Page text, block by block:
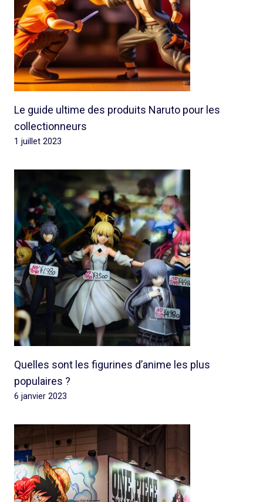
Le guide ultime des produits Naruto pour les
collectionneurs
1 juillet 2023
Quelles sont les figurines d’anime les plus
populaires ?
6 janvier 2023